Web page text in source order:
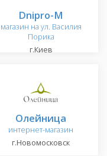
Dnipro-M
магазин на ул. Василия
Порика
г.Киев
Олейница
интернет-магазин
г.Новомосковск